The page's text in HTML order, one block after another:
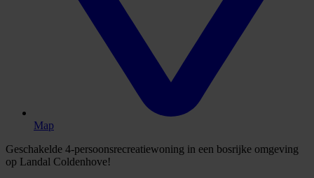
Map
Geschakelde 4-persoonsrecreatiewoning in een bosrijke omgeving
op Landal Coldenhove!